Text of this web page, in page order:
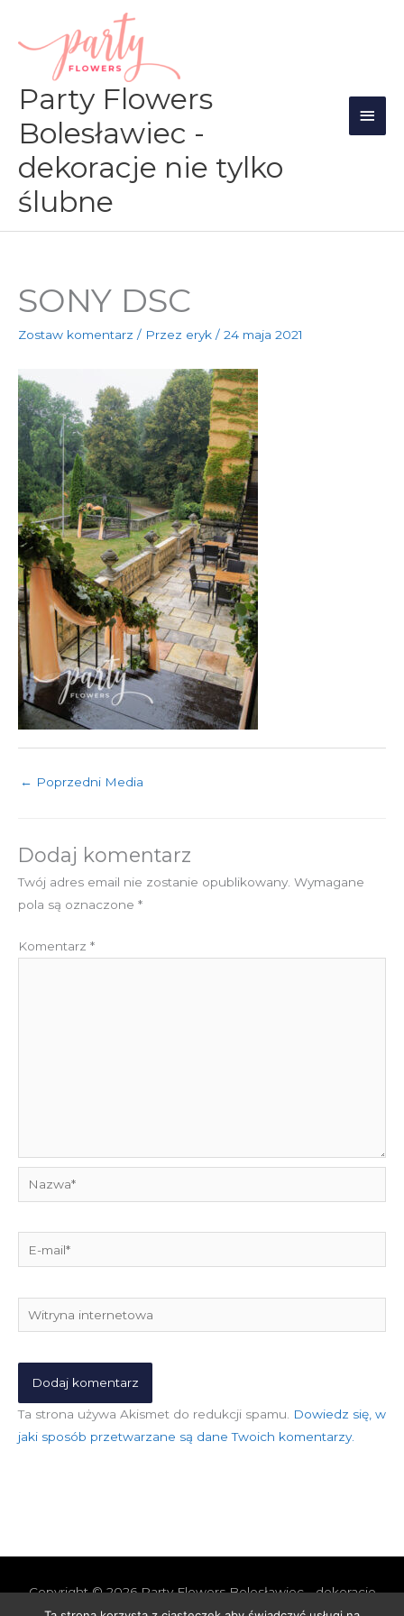
treści
Party Flowers
Bolesławiec -
dekoracje nie tylko
ślubne
SONY DSC
Zostaw komentarz / Przez eryk / 24 maja 2021
← Poprzedni Media
Dodaj komentarz
Twój adres email nie zostanie opublikowany. Wymagane
pola są oznaczone *
Komentarz *
mail*
Witryna
internetowa
Ta strona używa Akismet do redukcji spamu. Dowiedz się, w
jaki sposób przetwarzane są dane Twoich komentarzy.
Copyright © 2026Party Flowers Bolesławiec - dekoracje